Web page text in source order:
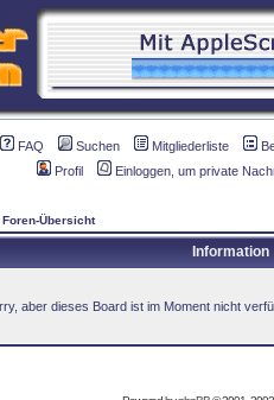
FAQ Suchen Mitgliederliste
Profil
Einloggen, um private
Übersicht
Information
aber dieses Board ist im Moment nicht